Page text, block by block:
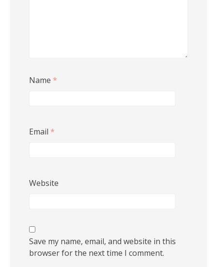
Name *
Email *
Website
Save my name, email, and website in this
browser for the next time I comment.